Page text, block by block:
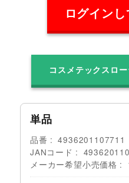
ログイン
コスメテックスロ
単品
品番
4936201107711
JANコード
メーカー希望小売価格